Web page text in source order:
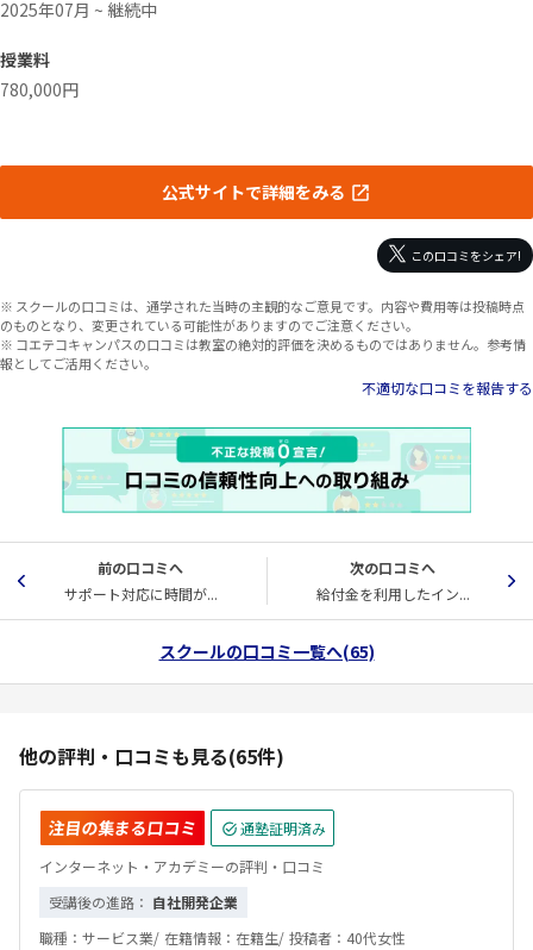
2025年07月 ~ 継続中
授業料
780,000円
公式サイトで詳細をみる
この口コミをシェア!
※ スクールの口コミは、通学された当時の主観的なご意見です。内容や費用等は投稿時点
のものとなり、変更されている可能性がありますのでご注意ください。
※ コエテコキャンパスの口コミは教室の絶対的評価を決めるものではありません。参考情
報としてご活用ください。
不適切な口コミを報告する
前の口コミへ
サポート対応に時間が...
次の口コミへ
給付金を利用したイン...
スクールの口コミ一覧へ(65)
他の評判・口コミも見る(65件)
注目の集まる口コミ
通塾証明済み
インターネット・アカデミーの評判・口コミ
受講後の進路： 自社開発企業
職種： サービス業/ 在籍情報： 在籍生/ 投稿者： 40代女性